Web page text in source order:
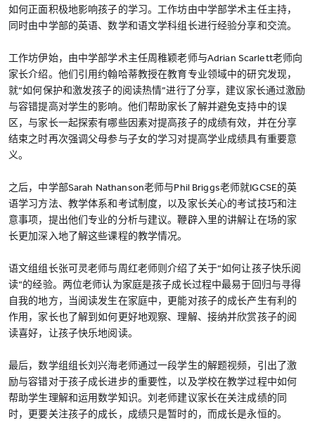
如何正面积极地影响孩子的学习。工作坊由中学部学术主任主持，
同时由中学部的英语、数学和语文学科组长进行经验分享和交流。
工作坊伊始，由中学部学术主任周稚颖老师与Adrian Scarlett老师向
家长介绍。他们引用约翰哈蒂教授在教育专业领域中的研究发现，
就“如何保护和激发孩子的阅读热情”进行了分享，建议家长通过激励
与容错提高对学生的影响。他们帮助家长了解并避免支持中的误
区，与家长一起探索有哪些因素对提高孩子的成绩有效，并在分享
结束之时再次强调父母参与子女的学习对提高学业成绩具有重要意
义。
之后，中学部Sarah Nathanson老师与Phil Briggs老师就IGCSE的英
语学习方法、教学体系和考试制度，以及家长关心的考试技巧和注
意事项，提出他们专业的分析与建议。鞭辟入里的讲解让在场的家
长更加深入地了解这些课程的教学情况。
语文组组长张可灵老师与周红老师则介绍了关于“如何让孩子快乐阅
读”的经验。两位老师认为家庭是孩子成长过程中最易于回归与寻得
自我的地方，当阅读发生在家庭中，更能对孩子的成长产生有利的
作用，家长也了解到如何更好地观察、理解、接纳并欣赏孩子的阅
读喜好，让孩子快乐地阅读。
最后，数学组组长刘兴海老师通过一段学生的解题视频，引出了激
励与容错对于孩子成长进步的重要性，以及学校在教学过程中如何
帮助学生理解和运用数学知识。刘老师建议家长在关注成绩的同
时，更要关注孩子的成长，成绩只是暂时的，而成长是永恒的。